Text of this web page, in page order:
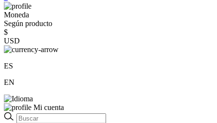
Moneda
Según producto
$
USD
ES
EN
Mi cuenta